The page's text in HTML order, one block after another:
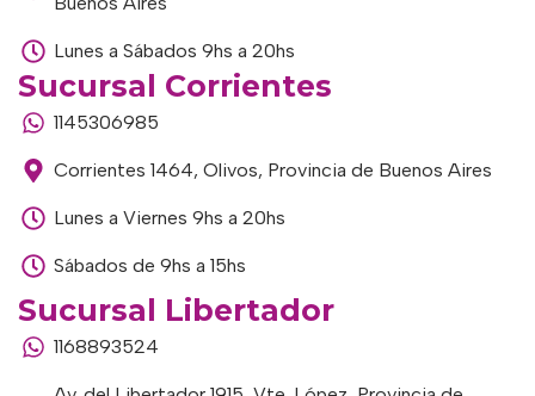
Lunes a Sábados 9hs a 20hs
Sucursal Corrientes
1145306985
Corrientes 1464, Olivos, Provincia de Buenos Aires
Lunes a Viernes 9hs a 20hs
Sábados de 9hs a 15hs
Sucursal Libertador
1168893524